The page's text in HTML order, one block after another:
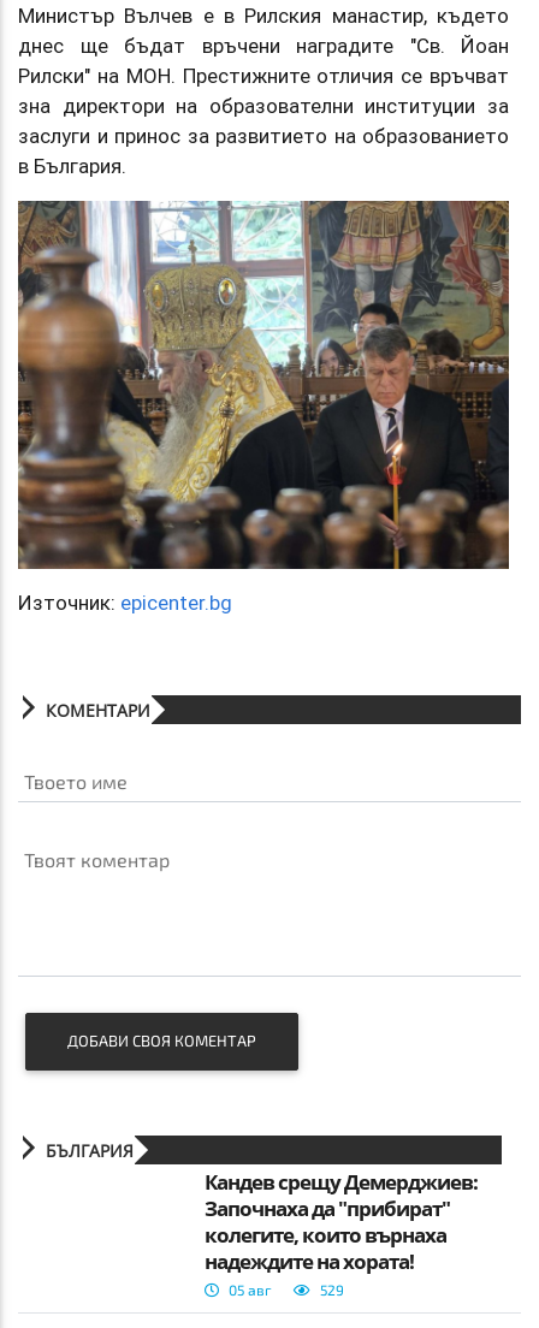
Министър Вълчев е в Рилския манастир, където
днес ще бъдат връчени наградите "Св. Йоан
Рилски" на МОН. Престижните отличия се връчват
зна директори на образователни институции за
заслуги и принос за развитието на образованието
в България.
Източник: epicenter.bg
КОМЕНТАРИ
Твоето име
Твоят коментар
ДОБАВИ СВОЯ КОМЕНТАР
БЪЛГАРИЯ
Кандев срещу Демерджиев:
Започнаха да "прибират"
колегите, които върнаха
надеждите на хората!
05 авг 529